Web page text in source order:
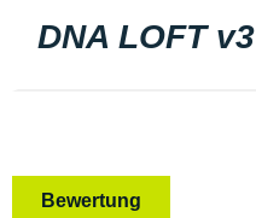
DNA LOFT v3
Bewertung